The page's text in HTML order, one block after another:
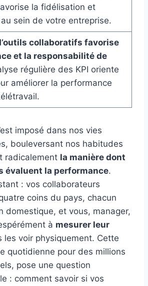
la fidélisation et
au sein de votre entreprise.
collaboratifs favorise
et la responsabilité de
régulière des KPI oriente
améliorer la performance
imposé dans nos vies
bouleversant nos habitudes
radicalement la manière dont
évaluent la performance.
: vos collaborateurs
coins du pays, chacun
domestique, et vous, manager,
à mesurer leur
les voir physiquement. Cette
quotidienne pour des millions
pose une question
: comment savoir si vos